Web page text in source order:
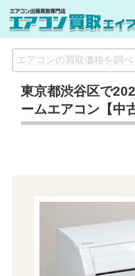
東京都渋谷区で
ームエアコン【中